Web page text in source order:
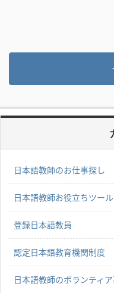
日本語教師のお仕事探し
日本語教師お役立ちツール
登録日本語教員
認定日本語教育機関制度
日本語教師のボランティ